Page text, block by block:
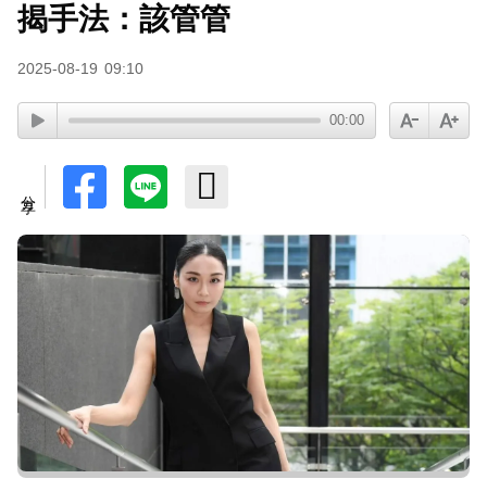
物」反擊：不會被吹出去
下載東森App，隨時掌握天下大小事！
八點檔女神美照遭放大腳趾！被酸「暗沉皺褶」本
人無奈回應
揭手法：該管管
2025-08-19 09:10
00:00